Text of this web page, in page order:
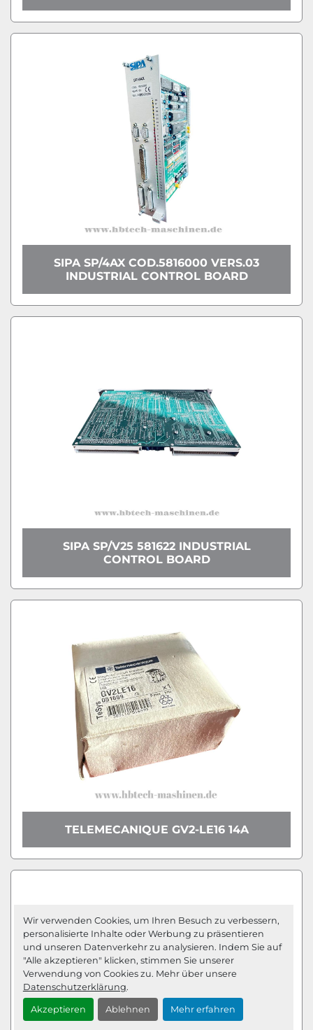
Wir verwenden Cookies, um Ihren Besuch zu verbessern,
personalisierte Inhalte oder Werbung zu präsentieren
und unseren Datenverkehr zu analysieren. Indem Sie auf
"Alle akzeptieren" klicken, stimmen Sie unserer
Verwendung von Cookies zu. Mehr über unsere
Datenschutzerklärung.
Akzeptieren Ablehnen Mehr erfahren
SIPA SP/4AX COD.5816000 VERS.03
INDUSTRIAL CONTROL BOARD
SIPA SP/V25 581622 INDUSTRIAL
CONTROL BOARD
TELEMECANIQUE GV2-LE16 14A